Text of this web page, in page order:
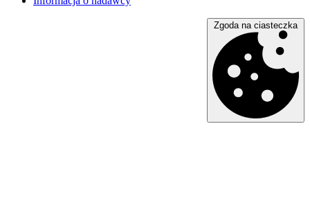
Zgoda na ciasteczka